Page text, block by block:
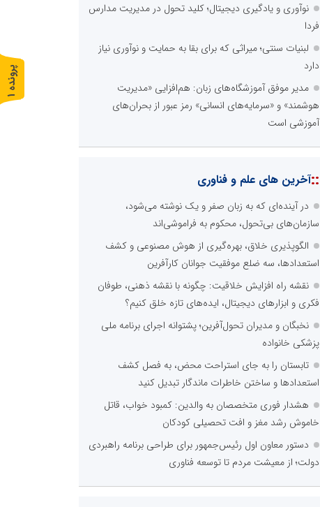
نوآوری و یادگیری دیجیتال؛ کلید تحول در مدیریت مدارس
فردا
لبنیات سنتی؛ میراثی که برای بقا به حمایت و نوآوری نیاز
دارد
مدیر موفق آموزشگاه‌های زبان: هم‌افزایی «مدیریت
هوشمند» و «سرمایه‌های انسانی» رمز عبور از بحران‌های
آموزشی است
::آخرین های علم و فناوری
در آینده‌ای که به زبان صفر و یک نوشته می‌شود،
سازمان‌های بی‌تحول، محکوم به فراموشی‌اند
الگوپذیری خلاق، بهره‌گیری از هوش مصنوعی و کشف
استعدادها، سه ضلع موفقیت جوانان کارآفرین
نقشه راه افزایش خلاقیت: چگونه با نقشه ذهنی، طوفان
فکری و ابزارهای دیجیتال، ایده‌های تازه خلق کنیم؟
نخبگان و مدیران تحول‌آفرین؛ پشتوانه اجرای برنامه ملی
پزشکی خانواده
تابستان را به جای استراحت محض، به فصل کشف
استعدادها و ساختن خاطرات ماندگار تبدیل کنید
هشدار فوری متخصصان به والدین: کمبود خواب، قاتل
خاموش رشد مغز و افت تحصیلی کودکان
دستور معاون اول رئیس‌جمهور برای طراحی برنامه راهبردی
دولت؛ از معیشت مردم تا توسعه فناوری
پ
ر
و
ن
د
ه
1